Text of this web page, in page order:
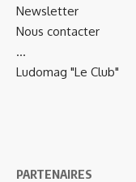
Newsletter
Nous contacter
…
Ludomag "Le Club"
PARTENAIRES